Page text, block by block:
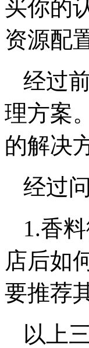
买你的
资源配
经过
理方案
的解决
经过
1.香
店后如
要推荐
以上